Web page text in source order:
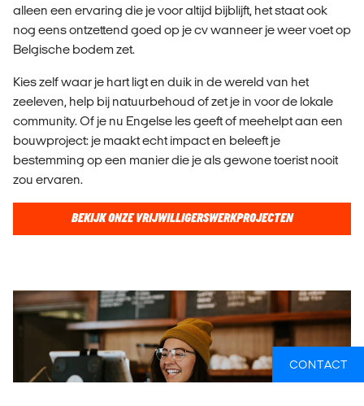
alleen een ervaring die je voor altijd bijblijft, het staat ook
nog eens ontzettend goed op je cv wanneer je weer voet op
Belgische bodem zet.
Kies zelf waar je hart ligt en duik in de wereld van het
zeeleven, help bij natuurbehoud of zet je in voor de lokale
community. Of je nu Engelse les geeft of meehelpt aan een
bouwproject: je maakt echt impact en beleeft je
bestemming op een manier die je als gewone toerist nooit
zou ervaren.
BEKIJK ONZE VRIJWILLIGERSWERKPROJECTEN
CONTACT